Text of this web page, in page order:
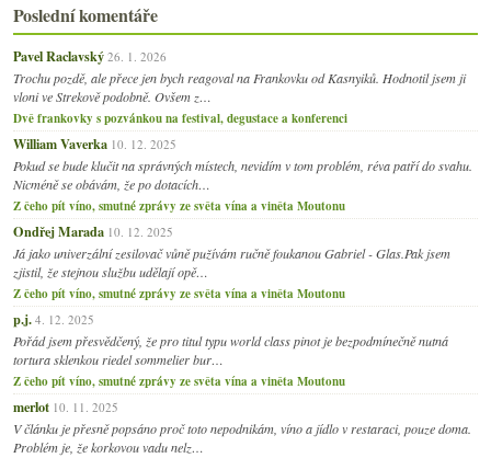
Poslední komentáře
Pavel Raclavský 26. 1. 2026
Trochu pozdě, ale přece jen bych reagoval na Frankovku od Kasnyiků. Hodnotil jsem ji
vloni ve Strekově podobně. Ovšem z…
Dvě frankovky s pozvánkou na festival, degustace a konferenci
William Vaverka 10. 12. 2025
Pokud se bude klučit na správných místech, nevidím v tom problém, réva patří do svahu.
Nicméně se obávám, že po dotacích…
Z čeho pít víno, smutné zprávy ze světa vína a viněta Moutonu
Ondřej Marada 10. 12. 2025
Já jako univerzální zesilovač vůně pužívám ručně foukanou Gabriel - Glas.Pak jsem
zjistil, že stejnou službu udělají opě…
Z čeho pít víno, smutné zprávy ze světa vína a viněta Moutonu
p.j. 4. 12. 2025
Pořád jsem přesvědčený, že pro titul typu world class pinot je bezpodmínečně nutná
tortura sklenkou riedel sommelier bur…
Z čeho pít víno, smutné zprávy ze světa vína a viněta Moutonu
merlot 10. 11. 2025
V článku je přesně popsáno proč toto nepodnikám, víno a jídlo v restaraci, pouze doma.
Problém je, že korkovou vadu nelz…